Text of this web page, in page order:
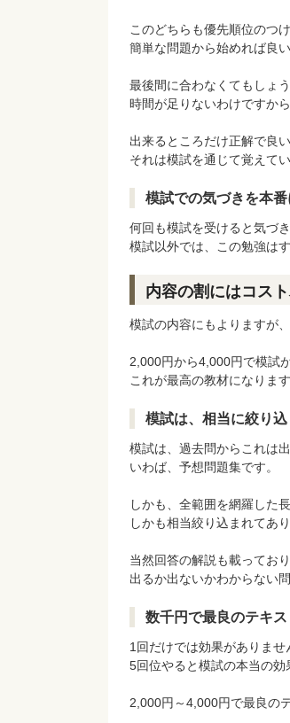
このどちらも優先順位のつ
簡単な問題から始めれば良い
最後間に合わなくてもしょ
時間が足りないわけですから
出来るところだけ正解で良い
それは模試を通じて覚えてい
模試での気づきを本番
何回も模試を受けると気づ
模試以外では、この勉強は
内容の割にはコス
模試の内容にもよりますが
2,000円から4,000円で模試
これが最高の教材になります
模試は、相当に絞り
模試は、過去問からこれは
いわば、予想問題集です。
しかも、全範囲を網羅した
しかも相当絞り込まれてあり
当然回答の解説も載ってお
出るか出ないかわからない
数千円で最良のテキ
1回だけでは効果がありませ
5回位やると模試の本当の効
2,000円～4,000円で最良の